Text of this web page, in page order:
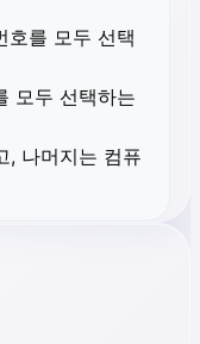
호를 모두 선택
모두 선택하는
, 나머지는 컴퓨